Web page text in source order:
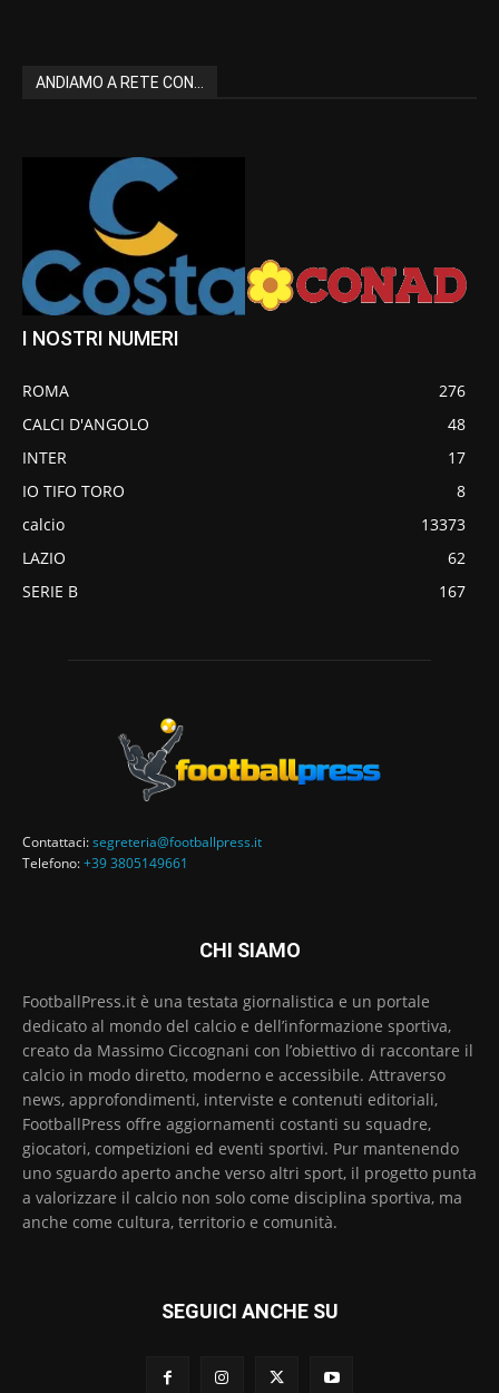
ANDIAMO A RETE CON...
I NOSTRI NUMERI
ROMA
276
CALCI D'ANGOLO
48
INTER
17
IO TIFO TORO
8
calcio
13373
LAZIO
62
SERIE B
167
Contattaci:segreteria@footballpress.it
Telefono:+39 3805149661
CHI SIAMO
FootballPress.it è una testata giornalistica e un portale
dedicato al mondo del calcio e dell’informazione sportiva,
creato da Massimo Ciccognani con l’obiettivo di raccontare il
calcio in modo diretto, moderno e accessibile. Attraverso
news, approfondimenti, interviste e contenuti editoriali,
FootballPress offre aggiornamenti costanti su squadre,
giocatori, competizioni ed eventi sportivi. Pur mantenendo
uno sguardo aperto anche verso altri sport, il progetto punta
a valorizzare il calcio non solo come disciplina sportiva, ma
anche come cultura, territorio e comunità.
SEGUICI ANCHE SU